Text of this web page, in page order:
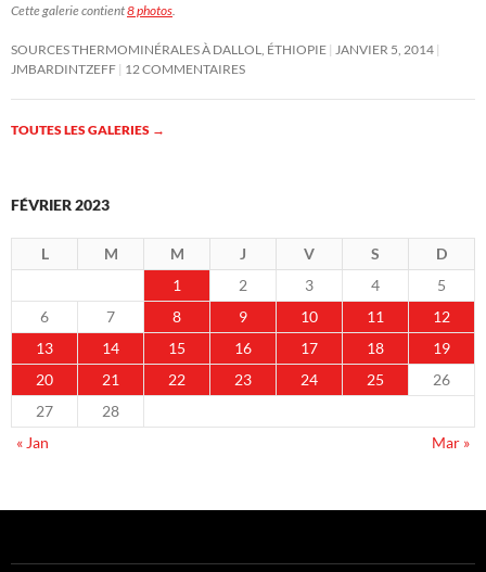
Cette galerie contient8 photos
SOURCES THERMOMINÉRALES À DALLOL, ÉTHIOPIE
JANVIER 5, 2014
JMBARDINTZEFF 12 COMMENTAIRES
TOUTES LES GALERIES →
FÉVRIER 2023
L M M J V S
D
1
2 3 4
5
6
7 8 9 10 11
12
13
14 15 16 17 18
19
20
21 22 23 24 25
26
27
28
« Jan
Mar »